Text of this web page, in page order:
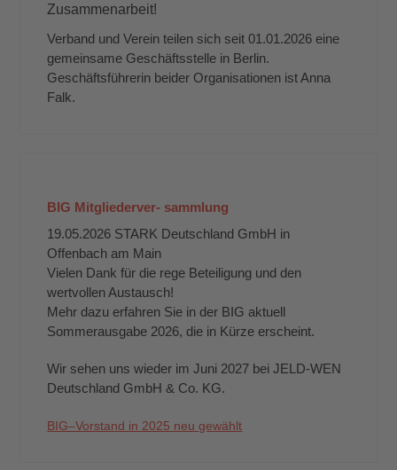
Zusammenarbeit!
Verband und Verein teilen sich seit 01.01.2026 eine
gemeinsame Geschäftsstelle in Berlin.
Geschäftsführerin beider Organisationen ist Anna
Falk.
BIG Mitgliederver- sammlung
19.05.2026 STARK Deutschland GmbH in
Offenbach am Main
Vielen Dank für die rege Beteiligung und den
wertvollen Austausch!
Mehr dazu erfahren Sie in der BIG aktuell
Sommerausgabe 2026, die in Kürze erscheint.
Wir sehen uns wieder im Juni 2027 bei JELD-WEN
Deutschland GmbH & Co. KG.
BIG–Vorstand in 2025 neu gewählt